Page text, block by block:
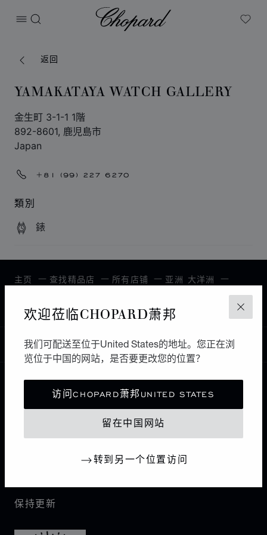
关闭
欢迎莅临CHOPARD萧邦
我们可配送至位于United States的地址。您正在浏
览位于中国的网站，是否要更改您的位置？
访问CHOPARD萧邦UNITED STATES
留在中国网站
转到另一个位置访问
打开菜单
搜索
Chopard
My
返回
YAMAKATAYA WATCH GALLERY
金生町 3-1-1 1階
892-8601, 鹿児島市
Japan
+81 (99) 227 6270
類別
錶
主页 查找精品店 所有店铺 亚洲 大洋洲
中国
本地化（更改国家/地区）
更改国家/地区
联系我们
保持更新